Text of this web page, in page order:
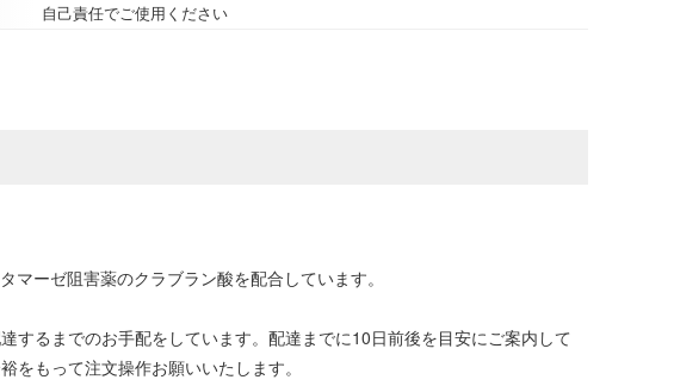
自己責任でご使用ください
ーゼ阻害薬のクラブラン酸を配合しています。
するまでのお手配をしています。配達までに10日前後を目安にご案内して
もって注文操作お願いいたします。